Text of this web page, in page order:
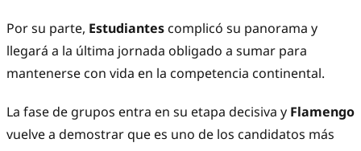
Por su parte, Estudiantes complicó su panorama y
llegará a la última jornada obligado a sumar para
mantenerse con vida en la competencia continental.
La fase de grupos entra en su etapa decisiva y Flamengo
vuelve a demostrar que es uno de los candidatos más